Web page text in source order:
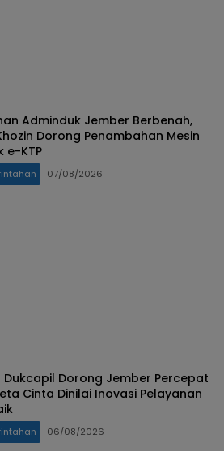
Adminduk Jember Berbenah,
Dorong Penambahan Mesin
e-KTP
07/08/2026
Dukcapil Dorong Jember Percepat
Cinta Dinilai Inovasi Pelayanan
06/08/2026